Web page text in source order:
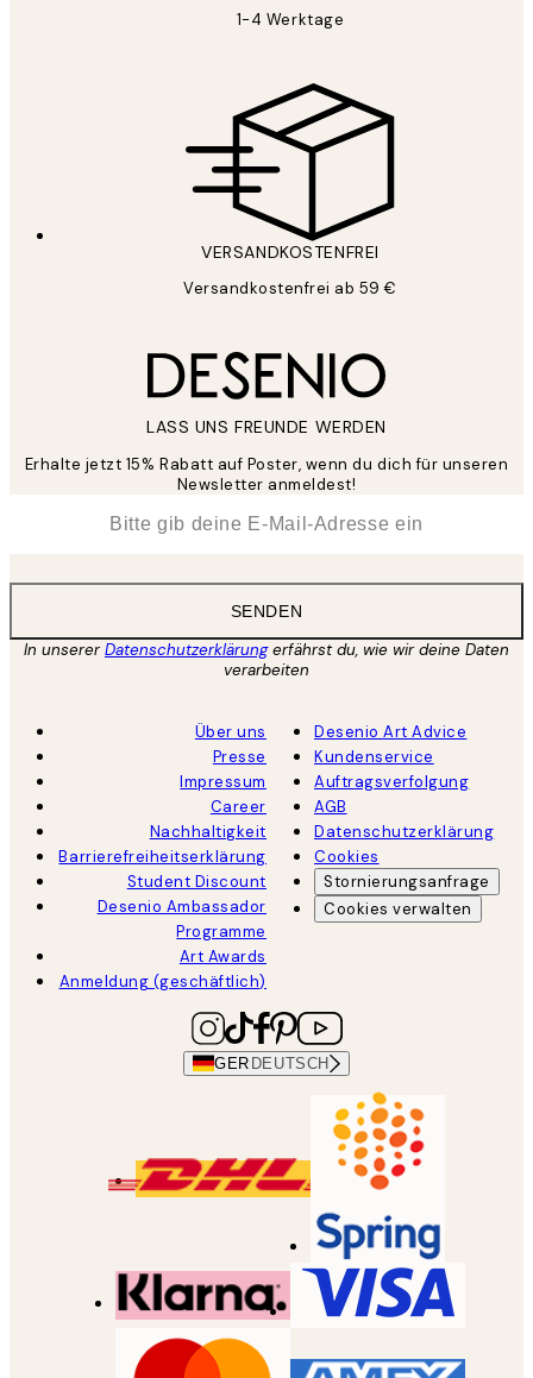
1-4 Werktage
VERSANDKOSTENFREI
Versandkostenfrei ab 59 €
LASS UNS FREUNDE WERDEN
Erhalte jetzt 15% Rabatt auf Poster, wenn du dich für unseren
Newsletter anmeldest!
SENDEN
In unsererDatenschutzerklärungerfährst du, wie wir deine Daten
verarbeiten
Über uns
Presse
Impressum
Career
Nachhaltigkeit
Barrierefreiheitserklärung
Student Discount
Desenio Ambassador
Programme
Art Awards
Anmeldung (geschäftlich)
Desenio Art Advice
Kundenservice
Auftragsverfolgung
AGB
Datenschutzerklärung
Cookies
Stornierungsanfrage
Cookies verwalten
GER DEUTSCH